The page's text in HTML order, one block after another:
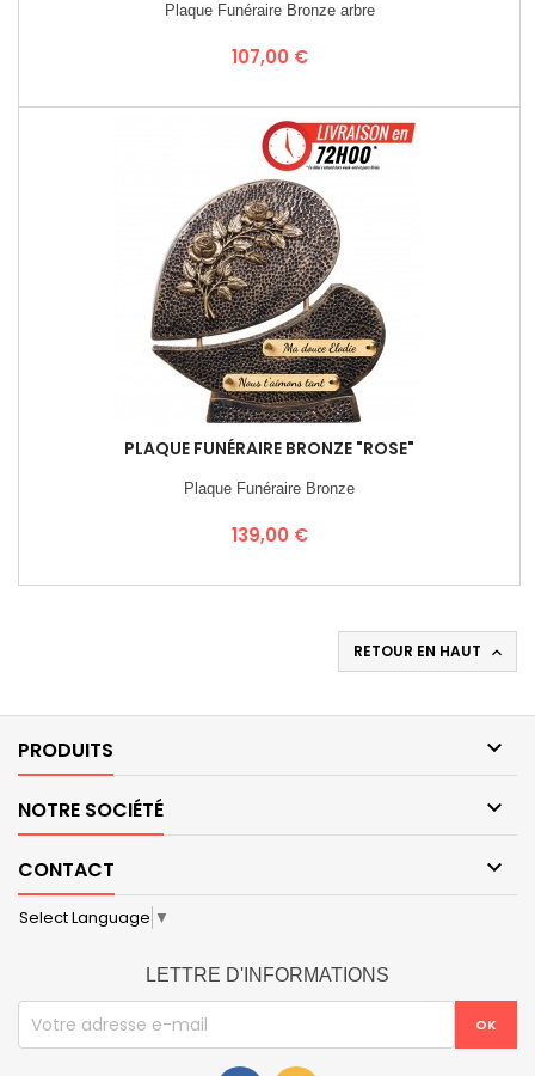
Plaque Funéraire Bronze arbre
Prix
107,00 €
PLAQUE FUNÉRAIRE BRONZE "ROSE"
Plaque Funéraire Bronze
Prix
139,00 €
RETOUR EN HAUT 
PRODUITS 
NOTRE SOCIÉTÉ 
CONTACT 
Select Language ▼
LETTRE D'INFORMATIONS